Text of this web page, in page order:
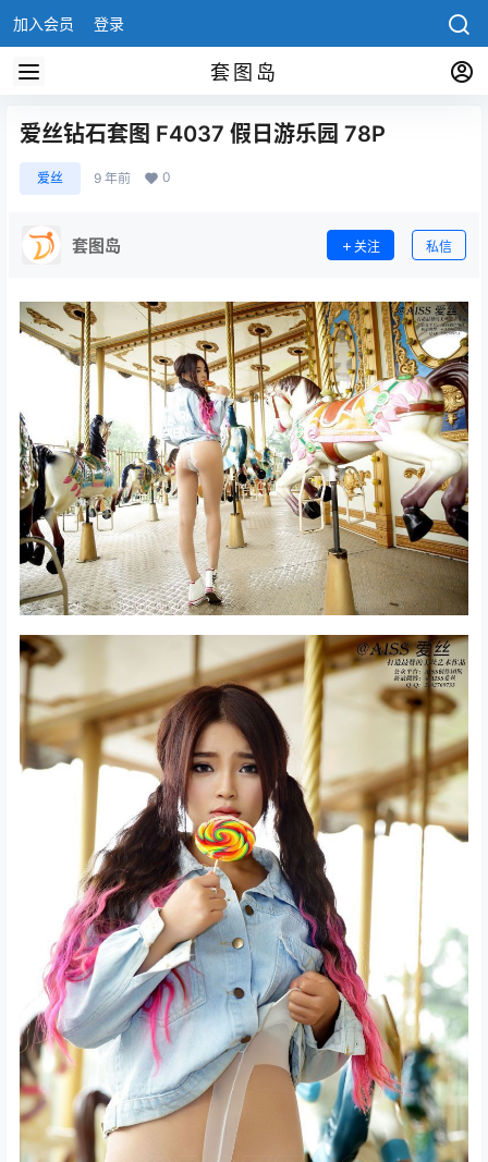
加入会员 登录
套图岛
爱丝钻石套图 F4037 假日游乐园 78P
爱丝 9 年前 0
套图岛 关注 私信